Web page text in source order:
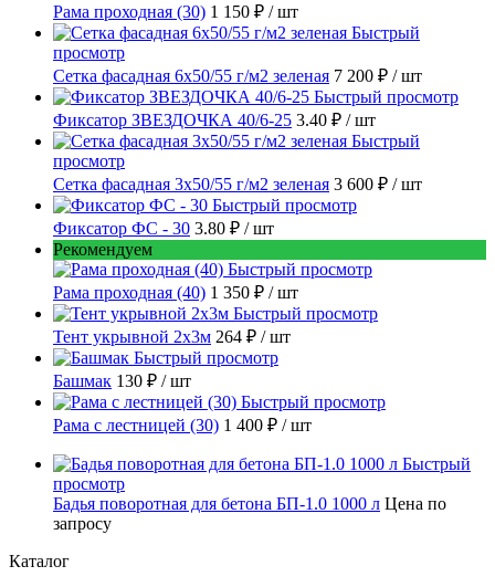
Рама проходная (30) 1 150 ₽ / шт
Быстрый
просмотр
Сетка фасадная 6x50/55 г/м2 зеленая 7 200 ₽ / шт
Быстрый просмотр
Фиксатор ЗВЕЗДОЧКА 40/6-25 3.40 ₽ / шт
Быстрый
просмотр
Сетка фасадная 3x50/55 г/м2 зеленая 3 600 ₽ / шт
Быстрый просмотр
Фиксатор ФС - 30 3.80 ₽ / шт
Рекомендуем
Быстрый просмотр
Рама проходная (40) 1 350 ₽ / шт
Быстрый просмотр
Тент укрывной 2х3м 264 ₽ / шт
Быстрый просмотр
Башмак 130 ₽ / шт
Быстрый просмотр
Рама с лестницей (30) 1 400 ₽ / шт
Быстрый
просмотр
Бадья поворотная для бетона БП-1.0 1000 л Цена по
запросу
Каталог